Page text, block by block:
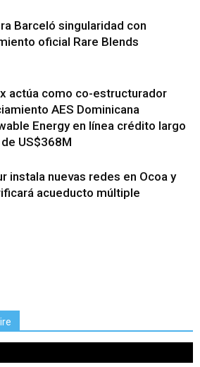
Barceló singularidad con
oficial Rare Blends
actúa como co-estructurador
AES Dominicana
Energy en línea crédito largo
US$368M
instala nuevas redes en Ocoa y
acueducto múltiple